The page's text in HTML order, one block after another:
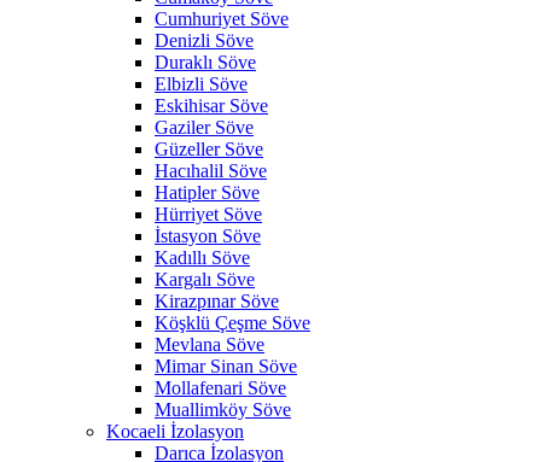
Cumhuriyet Söve
Denizli Söve
Duraklı Söve
Elbizli Söve
Eskihisar Söve
Gaziler Söve
Güzeller Söve
Hacıhalil Söve
Hatipler Söve
Hürriyet Söve
İstasyon Söve
Kadıllı Söve
Kargalı Söve
Kirazpınar Söve
Köşklü Çeşme Söve
Mevlana Söve
Mimar Sinan Söve
Mollafenari Söve
Muallimköy Söve
Kocaeli İzolasyon
Darıca İzolasyon